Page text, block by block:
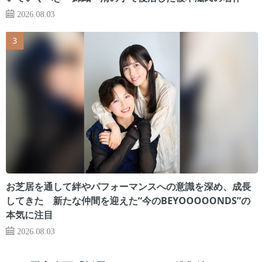
2026.08.03
お芝居を通して絆やパフォーマンスへの意識を深め、成長
してきた 新たな仲間を迎えた“今のBEYOOOOONDS”の
本気に注目
2026.08.03